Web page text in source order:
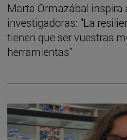
Marta Ormazábal inspira
investigadoras: "La
tienen que ser vuestras
herramientas"